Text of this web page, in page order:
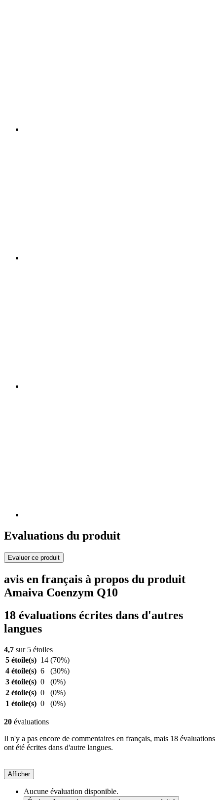
Evaluations du produit
Evaluer ce produit
avis en français à propos du produit
Amaiva Coenzym Q10
18 évaluations écrites dans d'autres
langues
4,7 sur 5 étoiles
5 étoile(s) 14 (70%)
4 étoile(s) 6
(30%)
3 étoile(s) 0
(0%)
2 étoile(s) 0
(0%)
1 étoile(s) 0 (0%)
20 évaluations
Il n'y a pas encore de commentaires en français, mais 18 évaluations
ont été écrites dans d'autre langues.
Afficher
Aucune évaluation disponible.